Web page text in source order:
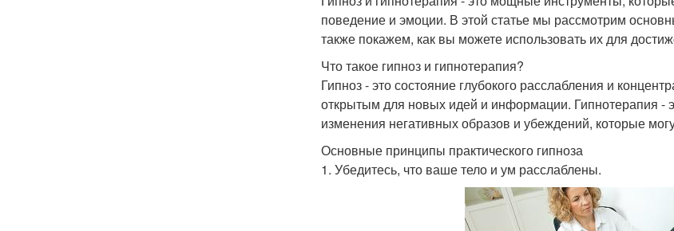
поведение и эмоции. В этой статье мы рассмотрим
также покажем, как вы можете использовать их для
Что такое гипноз и гипнотерапия?
Гипноз - это состояние глубокого расслабления и
открытым для новых идей и информации. Гипнотерапия -
изменения негативных образов и убеждений, которые
Основные принципы практического гипноза
1. Убедитесь, что ваше тело и ум расслаблены.